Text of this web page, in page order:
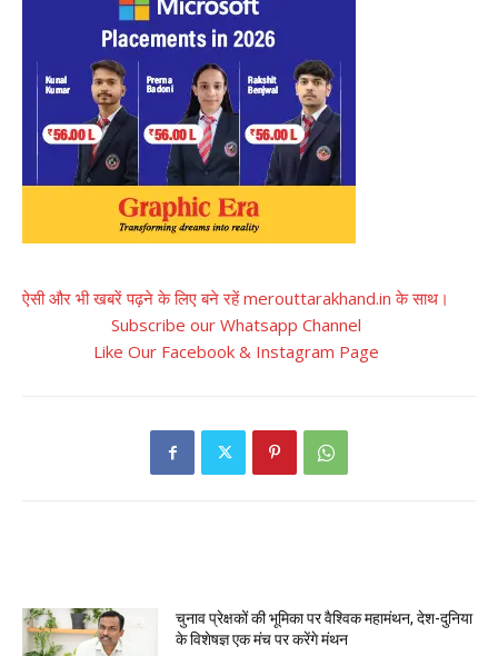
ऐसी और भी खबरें पढ़ने के लिए बने रहें merouttarakhand.in के साथ।
Subscribe our Whatsapp Channel
Like Our Facebook & Instagram Page
चुनाव प्रेक्षकों की भूमिका पर वैश्विक महामंथन, देश-दुनिया
के विशेषज्ञ एक मंच पर करेंगे मंथन